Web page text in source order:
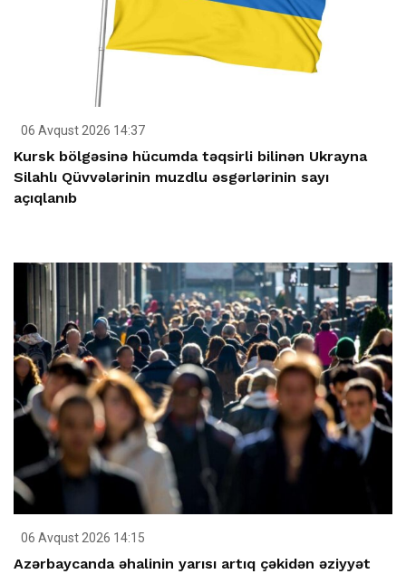
06 Avqust 2026 14:37
Kursk bölgəsinə hücumda təqsirli bilinən Ukrayna
Silahlı Qüvvələrinin muzdlu əsgərlərinin sayı
açıqlanıb
06 Avqust 2026 14:15
Azərbaycanda əhalinin yarısı artıq çəkidən əziyyət